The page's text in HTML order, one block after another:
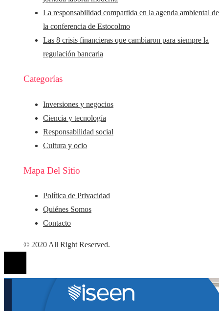
La responsabilidad compartida en la agenda ambiental
la conferencia de Estocolmo
Las 8 crisis financieras que cambiaron para siempre la
regulación bancaria
Categorías
Inversiones y negocios
Ciencia y tecnología
Responsabilidad social
Cultura y ocio
Mapa Del Sitio
Política de Privacidad
Quiénes Somos
Contacto
© 2020 All Right Reserved.